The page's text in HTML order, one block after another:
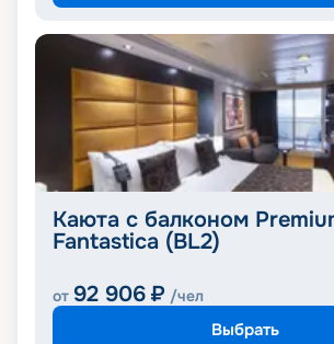
Каюта с балконом
Fantastica (BL2)
от 92 906 ₽ /чел
Выбрать